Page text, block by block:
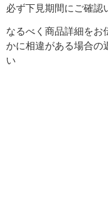
必ず下見期間にご確認
なるべく商品詳細をお
かに相違がある場合の
い